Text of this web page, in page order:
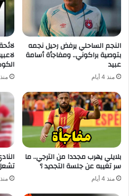
النجم الساحلي يرفض رحيل نجمه
بتوصية براكوني.. ومفاجأة أسامة
عبيد
منذ 4 أيام منذ 4 أيام
بلايلي يهرب مجددا من الترجي.. ما
سر تغيبه عن جلسة التجديد ؟
منذ 4 أيام منذ 4 أيام